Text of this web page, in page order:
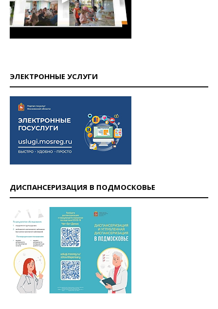
ЭЛЕКТРОННЫЕ УСЛУГИ
ДИСПАНСЕРИЗАЦИЯ В ПОДМОСКОВЬЕ